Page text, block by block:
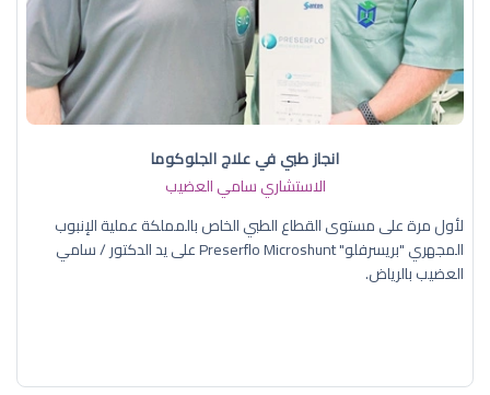
انجاز طبي في علاج الجلوكوما
الاستشاري سامي العضيب
لأول مرة على مستوى القطاع الطبي الخاص بالمملكة عملية الإنبوب
المجهري "بريسرفلو" Preserflo Microshunt على يد الدكتور / سامي
العضيب بالرياض.